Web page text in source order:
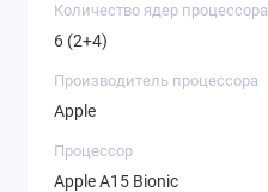
Количество ядер процессора
6 (2+4)
Производитель процессора
Apple
Процессор
Apple A15 Bionic